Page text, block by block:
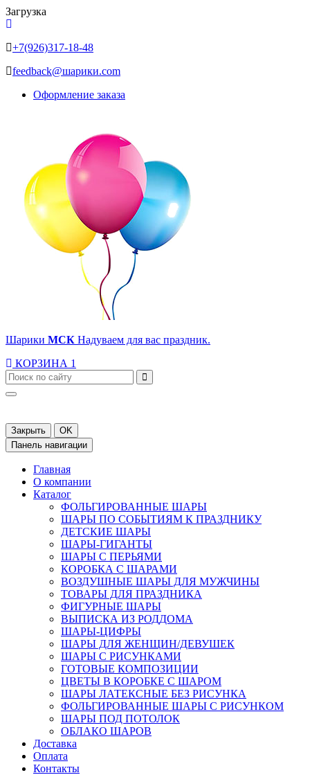
Загрузка
+7(926)317-18-48
feedback@шарики.com
Оформление заказа
Шарики МСК Надуваем для вас праздник.
КОРЗИНА 1
Закрыть
OK
Панель навигации
Главная
О компании
Каталог
ФОЛЬГИРОВАННЫЕ ШАРЫ
ШАРЫ ПО СОБЫТИЯМ К ПРАЗДНИКУ
ДЕТСКИЕ ШАРЫ
ШАРЫ-ГИГАНТЫ
ШАРЫ С ПЕРЬЯМИ
КОРОБКА С ШАРАМИ
ВОЗДУШНЫЕ ШАРЫ ДЛЯ МУЖЧИНЫ
ТОВАРЫ ДЛЯ ПРАЗДНИКА
ФИГУРНЫЕ ШАРЫ
ВЫПИСКА ИЗ РОДДОМА
ШАРЫ-ЦИФРЫ
ШАРЫ ДЛЯ ЖЕНЩИН/ДЕВУШЕК
ШАРЫ С РИСУНКАМИ
ГОТОВЫЕ КОМПОЗИЦИИ
ЦВЕТЫ В КОРОБКЕ С ШАРОМ
ШАРЫ ЛАТЕКСНЫЕ БЕЗ РИСУНКА
ФОЛЬГИРОВАННЫЕ ШАРЫ С РИСУНКОМ
ШАРЫ ПОД ПОТОЛОК
ОБЛАКО ШАРОВ
Доставка
Оплата
Контакты